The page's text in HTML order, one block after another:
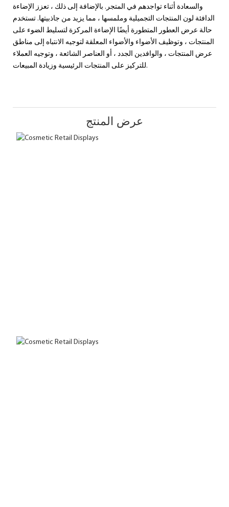
والسعادة أثناء تواجدهم في المتجر. بالإضافة إلى ذلك ، تعزز الإضاءة
الدافئة لون المنتجات التجميلية وملمسها ، مما يزيد من جاذبيتها. تستخدم
حالة عرض العطور المتطورة أيضًا الإضاءة المركزة لتسليط الضوء على
المنتجات ، وتوظيف الأضواء والأضواء المعلقة لتوجيه الانتباه إلى مناطق
عرض المنتجات ، والوافدين الجدد ، أو العناصر الشائعة ، وتوجيه العملاء
للتركيز على المنتجات الرئيسية وزيادة المبيعات.
عرض المنتج